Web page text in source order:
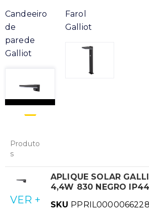
Candeeiro
de
parede
Galliot
Farol
Galliot
Produto
s
VER +
APLIQUE SOLAR
4,4W 830 NEGRO IP44
SKU